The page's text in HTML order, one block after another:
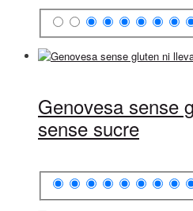
Genovesa sense
sense sucre